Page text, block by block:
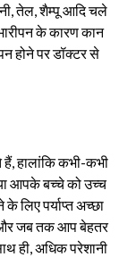
तेल, शैम्पू आदि चले
के कारण कान
होने पर डॉक्टर से
हैं, हालांकि कभी-कभी
आपके बच्चे को उच्च
लिए पर्याप्त अच्छा
और जब तक आप बेहतर
ही, अधिक परेशानी